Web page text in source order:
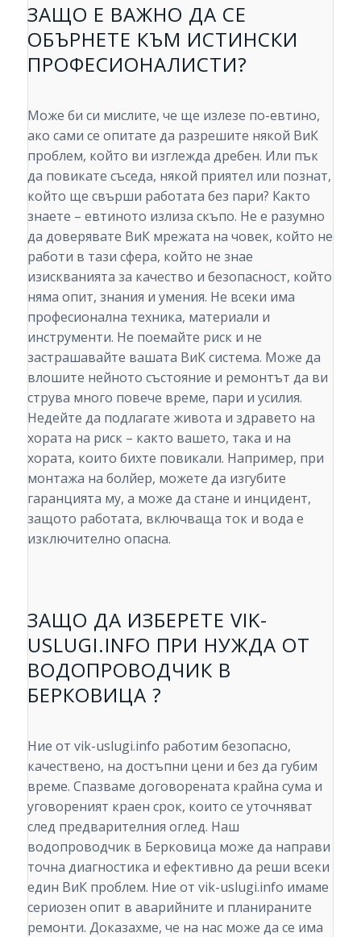
ЗАЩО Е ВАЖНО ДА СЕ
ОБЪРНЕТЕ КЪМ ИСТИНСКИ
ПРОФЕСИОНАЛИСТИ?
Може би си мислите, че ще излезе по-евтино,
ако сами се опитате да разрешите някой ВиК
проблем, който ви изглежда дребен. Или пък
да повикате съседа, някой приятел или познат,
който ще свърши работата без пари? Както
знаете – евтиното излиза скъпо. Не е разумно
да доверявате ВиК мрежата на човек, който не
работи в тази сфера, който не знае
изискванията за качество и безопасност, който
няма опит, знания и умения. Не всеки има
професионална техника, материали и
инструменти. Не поемайте риск и не
застрашавайте вашата ВиК система. Може да
влошите нейното състояние и ремонтът да ви
струва много повече време, пари и усилия.
Недейте да подлагате живота и здравето на
хората на риск – както вашето, така и на
хората, които бихте повикали. Например, при
монтажа на болйер, можете да изгубите
гаранцията му, а може да стане и инцидент,
защото работата, включваща ток и вода е
изключително опасна.
ЗАЩО ДА ИЗБЕРЕТЕ VIK-
USLUGI.INFO ПРИ НУЖДА ОТ
ВОДОПРОВОДЧИК В
БЕРКОВИЦА ?
Ние от vik-uslugi.info работим безопасно,
качествено, на достъпни цени и без да губим
време. Спазваме договорената крайна сума и
уговореният краен срок, които се уточняват
след предварителния оглед. Наш
водопроводчик в Берковица може да направи
точна диагностика и ефективно да реши всеки
един ВиК проблем. Ние от vik-uslugi.info имаме
сериозен опит в аварийните и планираните
ремонти. Доказахме, че на нас може да се има